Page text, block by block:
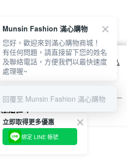
網站使用 cookie 方式之詳情，及若您不希
電腦的 cookie 設定，請參閱本網站「
隱私
用本網站即表示您同意本公司得按本網站使
我知道了
立即取得更多優惠
綁定 LINE 帳號
Munsin Fashion 滿心購物
您好，歡迎來到滿心購物商城！
有任何問題，請直接留下您的姓名
及聯絡電話，方便我們以最快速度
處理喔~
回覆至 Munsin Fashion 滿心購物